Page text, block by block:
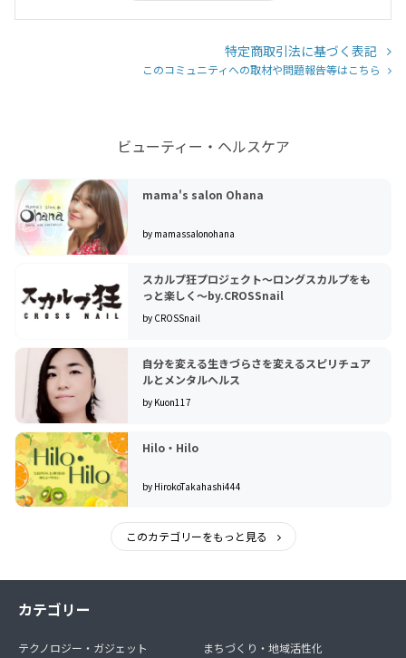
特定商取引法に基づく表記
このコミュニティへの取材や問題報告等はこちら
ビューティー・ヘルスケア
mama's salon Ohana
by mamassalonohana
スカルプ狂プロジェクト〜ロングスカルプをも
っと楽しく〜by.CROSSnail
by CROSSnail
自分を変える生きづらさを変えるスピリチュア
ルとメンタルヘルス
by Kuon117
Hilo・Hilo
by HirokoTakahashi444
このカテゴリーをもっと見る
カテゴリー
テクノロジー・ガジェット
まちづくり・地域活性化